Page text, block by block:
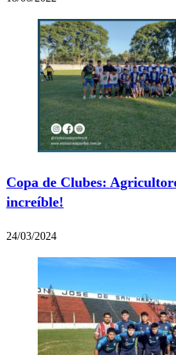
Copa de Clubes:
increíble!
24/03/2024